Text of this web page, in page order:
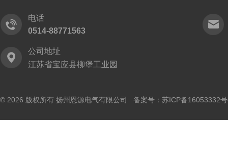
电话
0514-88771563
公司地址
江苏省宝应县柳堡工业园
© 2026 版权所有 扬州恩源电气有限公司 备案号： 苏ICP备16053332